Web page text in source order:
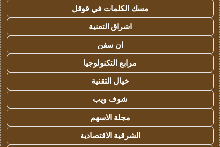
مسك الكلمات في قوقل
اشراق التقنية
ان سفن
مرابع التكنولوجيا
خيال التقنية
شوف ويب
مجلة الاسهم
الشرقية الاقتصادية